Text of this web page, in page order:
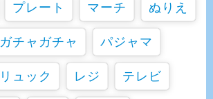
プレート マーチ ぬりえ
ガチャガチャ パジャマ
リュック レジ テレビ